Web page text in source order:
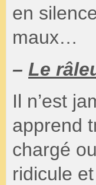
en
maux…
– Le
Il n’est
apprend
chargé
ridicule